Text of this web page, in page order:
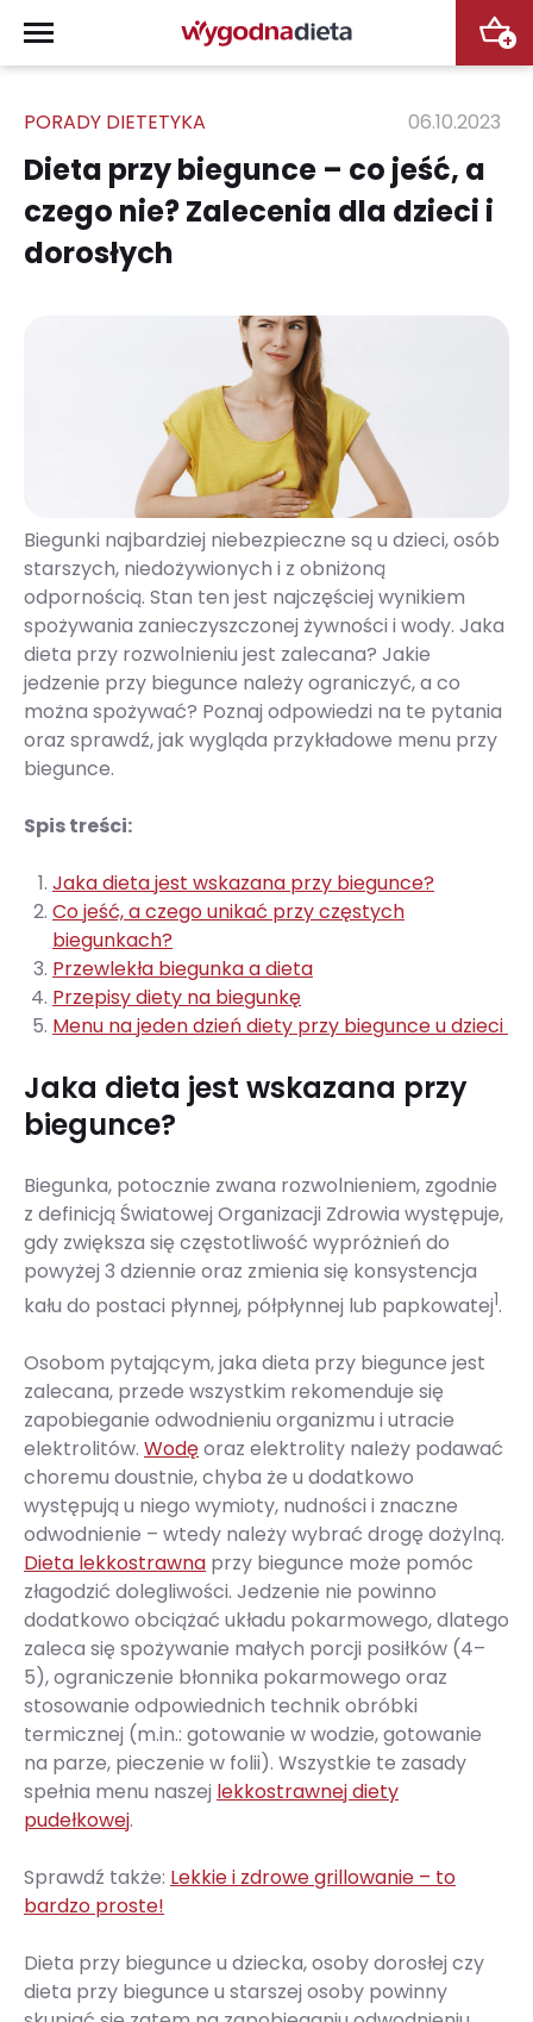
+
PORADY DIETETYKA 06.10.2023
Dieta przy biegunce – co jeść, a
czego nie? Zalecenia dla dzieci i
dorosłych
Biegunki najbardziej niebezpieczne są u dzieci, osób
starszych, niedożywionych i z obniżoną
odpornością. Stan ten jest najczęściej wynikiem
spożywania zanieczyszczonej żywności i wody. Jaka
dieta przy rozwolnieniu jest zalecana? Jakie
jedzenie przy biegunce należy ograniczyć, a co
można spożywać? Poznaj odpowiedzi na te pytania
oraz sprawdź, jak wygląda przykładowe menu przy
biegunce.
Spis treści:
Jaka dieta jest wskazana przy biegunce?
Co jeść, a czego unikać przy częstych
biegunkach?
Przewlekła biegunka a dieta
Przepisy diety na biegunkę
Menu na jeden dzień diety przy biegunce u dzieci
Jaka dieta jest wskazana przy
biegunce?
Biegunka, potocznie zwana rozwolnieniem, zgodnie
z definicją Światowej Organizacji Zdrowia występuje,
gdy zwiększa się częstotliwość wypróżnień do
powyżej 3 dziennie oraz zmienia się konsystencja
kału do postaci płynnej, półpłynnej lub papkowatej1.
Osobom pytającym, jaka dieta przy biegunce jest
zalecana, przede wszystkim rekomenduje się
zapobieganie odwodnieniu organizmu i utracie
elektrolitów. Wodęoraz elektrolity należy podawać
choremu doustnie, chyba że u dodatkowo
występują u niego wymioty, nudności i znaczne
odwodnienie – wtedy należy wybrać drogę dożylną.
Dieta lekkostrawna przy biegunce może pomóc
złagodzić dolegliwości. Jedzenie nie powinno
dodatkowo obciążać układu pokarmowego, dlatego
zaleca się spożywanie małych porcji posiłków (4–
5), ograniczenie błonnika pokarmowego oraz
stosowanie odpowiednich technik obróbki
termicznej (m.in.: gotowanie w wodzie, gotowanie
na parze, pieczenie w folii). Wszystkie te zasady
spełnia menu naszej lekkostrawnej diety
pudełkowej.
Sprawdź także: Lekkie i zdrowe grillowanie – to
bardzo proste!
Dieta przy biegunce u dziecka, osoby dorosłej czy
dieta przy biegunce u starszej osoby powinny